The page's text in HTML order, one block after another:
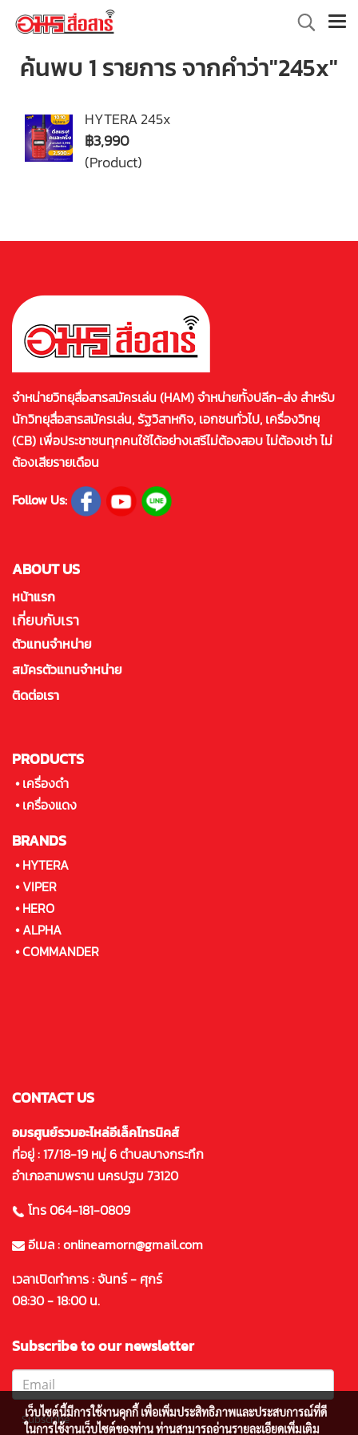
ค้นพบ 1 รายการ จากคำว่า"245x"
HYTERA 245x
฿3,990
(Product)
จำหน่ายวิทยุสื่อสารสมัครเล่น (HAM) จำหน่ายทั้งปลีก-ส่ง สำหรับ
นักวิทยุสื่อสารสมัครเล่น, รัฐวิสาหกิจ, เอกชนทั่วไป, เครื่องวิทยุ
(CB) เพื่อประชาชนทุกคนใช้ได้อย่างเสรีไม่ต้องสอบ ไม่ต้องเช่า ไม่
ต้องเสียรายเดือน
Follow Us:
ABOUT US
หน้าแรก
เกี่ยบกับเรา
ตัวแทนจำหน่าย
สมัครตัวแทนจำหน่าย
ติดต่อเรา
PRODUCTS
•เครื่องดำ
•เครื่องแดง
BRANDS
•HYTERA
•VIPER
•HERO
•ALPHA
•COMMANDER
CONTACT US
อมรศูนย์รวมอะไหล่อีเล็คโทรนิคส์
ที่อยู่ : 17/18-19 หมู่ 6 ตำบลบางกระทึก
อำเภอสามพราน นครปฐม 73120
โทร 064-181-0809
อีเมล : onlineamorn@gmail.com
เวลาเปิดทำการ : จันทร์ - ศุกร์
08:30 - 18:00 น.
Subscribe to our newsletter
Subscribe
เว็บไซต์นี้มีการใช้งานคุกกี้ เพื่อเพิ่มประสิทธิภาพและประสบการณ์ที่ดี
ในการใช้งานเว็บไซต์ของท่าน ท่านสามารถอ่านรายละเอียดเพิ่มเติม